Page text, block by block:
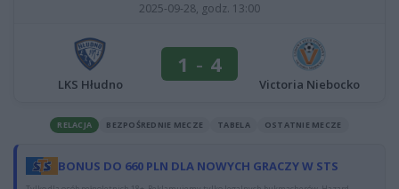
2025-09-28, godz. 13:00
LKS Hłudno
1 - 4
Victoria Niebocko
RELACJA BEZPOŚREDNIE MECZE TABELA OSTATNIE MECZE
BONUS DO 660 PLN DLA NOWYCH GRACZY W STS